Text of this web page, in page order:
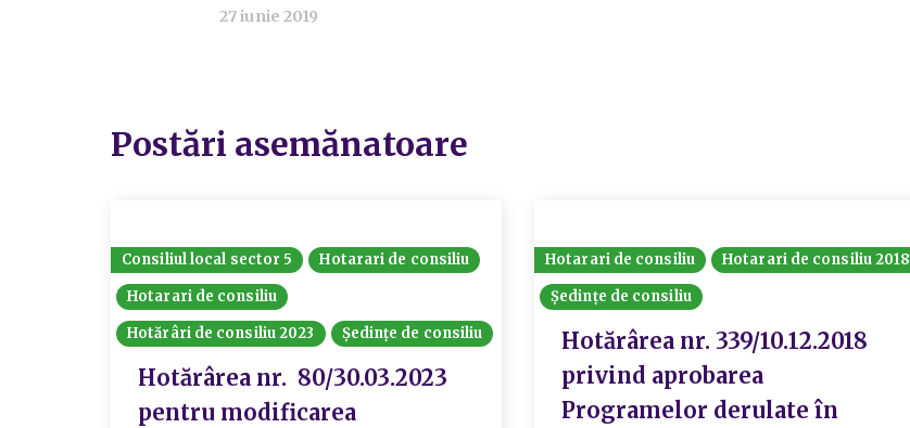
27 iunie 2019
Postări asemănatoare
Consiliul local sector 5
Hotarari de consiliu
Hotarari de consiliu
Hotărâri de consiliu 2023
Ședințe de consiliu
Hotărârea nr. 80/30.03.2023
pentru modificarea
Hotarari de consiliu
Hotarari de consiliu 2018
Ședințe de consiliu
Hotărârea nr. 339/10.12.2018
privind aprobarea
Programelor derulate în